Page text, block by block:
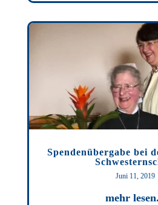
Spendenübergabe bei
Juni 11, 2019
mehr